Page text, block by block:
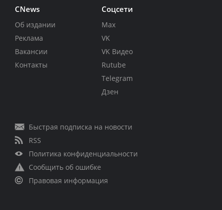
CNews
Об издании
Реклама
Вакансии
Контакты
Соцсети
Max
VK
VK Видео
Rutube
Telegram
Дзен
Быстрая подписка на новости
RSS
Политика конфиденциальности
Сообщить об ошибке
Правовая информация